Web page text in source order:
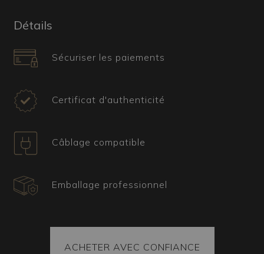
à ce lustre muranais ?
Idéal pour des intérieurs élégants et raffinés,
grâce aux salons, chambres et salles à manger.
Sa présence raffinée et artistique rend
parfaite pour ceux qui aiment les détails
élégants.
Certificat, expédition et pièces de rechange
Tous nos articles sont accompagnés d’un
l’intérieur du colis, et chaque pièce est emballée
Détails
Sécuriser les paiements
Certificat d'authenticité
Câblage compatible
Emballage professionnel
ACHETER AVEC CONFIANCE